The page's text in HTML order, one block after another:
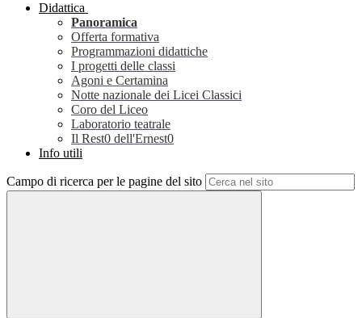
Didattica
Panoramica
Offerta formativa
Programmazioni didattiche
I progetti delle classi
Agoni e Certamina
Notte nazionale dei Licei Classici
Coro del Liceo
Laboratorio teatrale
Il Rest0 dell'Ernest0
Info utili
Campo di ricerca per le pagine del sito